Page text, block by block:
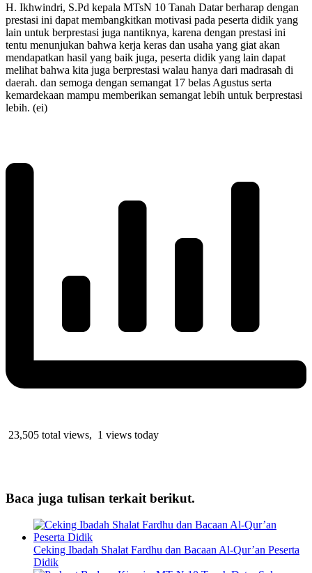
H. Ikhwindri, S.Pd kepala MTsN 10 Tanah Datar berharap dengan
prestasi ini dapat membangkitkan motivasi pada peserta didik yang
lain untuk berprestasi juga nantiknya, karena dengan prestasi ini
tentu menunjukan bahwa kerja keras dan usaha yang giat akan
mendapatkan hasil yang baik juga, peserta didik yang lain dapat
melihat bahwa kita juga berprestasi walau hanya dari madrasah di
daerah. dan semoga dengan semangat 17 belas Agustus serta
kemardekaan mampu memberikan semangat lebih untuk berprestasi
lebih. (ei)
23,505 total views, 1 views today
Baca juga tulisan terkait berikut.
Ceking Ibadah Shalat Fardhu dan Bacaan Al-Qur’an Peserta
Didik